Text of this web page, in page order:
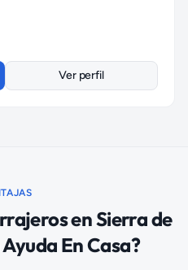
Ver perfil
enSierra de
En Casa?